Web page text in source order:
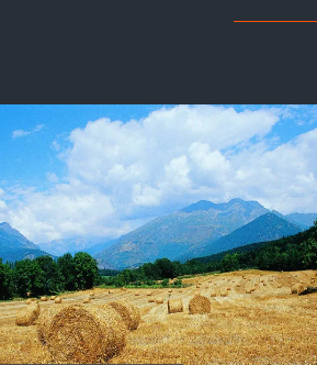
Sie Lust auf einen sportlichen Urlaub in
Wanderungen und Radtouren in der Nähe
unserer Campings